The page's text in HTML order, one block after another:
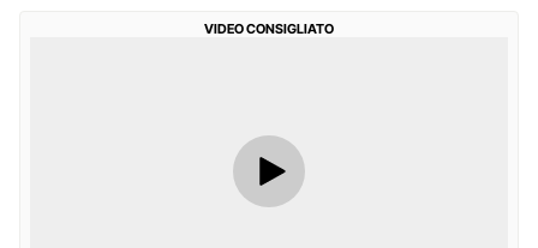
VIDEO CONSIGLIATO